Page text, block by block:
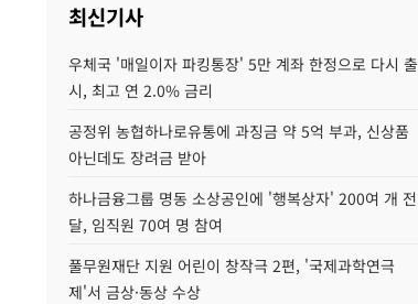
최신기사
우체국 '매일이자 파킹통장' 5만 계좌 한정으로 다시 출
시, 최고 연 2.0% 금리
공정위 농협하나로유통에 과징금 약 5억 부과, 신상품
아닌데도 장려금 받아
하나금융그룹 명동 소상공인에 '행복상자' 200여 개 전
달, 임직원 70여 명 참여
풀무원재단 지원 어린이 창작극 2편, '국제과학연극
제'서 금상·동상 수상